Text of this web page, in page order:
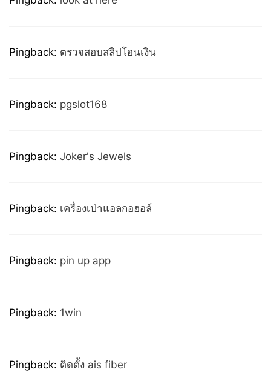
Pingback: ตรวจสอบสลิปโอนเงิน
Pingback: pgslot168
Pingback: Joker's Jewels
Pingback: เครื่องเป่าแอลกอฮอล์
Pingback: pin up app
Pingback: 1win
Pingback: ติดตั้ง ais fiber